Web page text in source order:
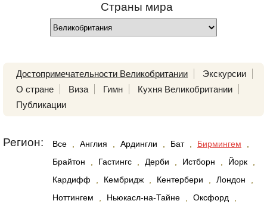
Страны мира
Достопримечательности Великобритании
Экскурсии
О стране
Виза Гимн
Кухня Великобритании
Публикации
Регион: Все Англия Ардингли Бат Бирмингем
Брайтон
Гастингс Дерби Истборн Йорк
Кардифф
Кембридж Кентербери Лондон
Ноттингем
Ньюкасл-на-Тайне Оксфорд